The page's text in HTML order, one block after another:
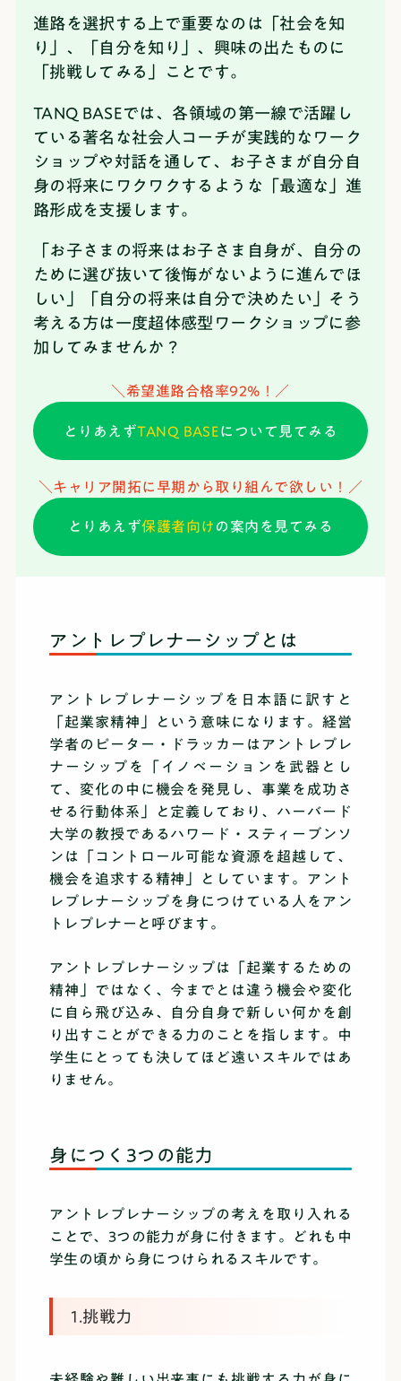
進路を選択する上で重要なのは「社会を知
り」、「自分を知り」、興味の出たものに
「挑戦してみる」ことです。
TANQ BASEでは、各領域の第一線で活躍し
ている著名な社会人コーチが実践的なワーク
ショップや対話を通して、お子さまが自分自
身の将来にワクワクするような「最適な」進
路形成を支援します。
「お子さまの将来はお子さま自身が、自分の
ために選び抜いて後悔がないように進んでほ
しい」「自分の将来は自分で決めたい」そう
考える方は一度超体感型ワークショップに参
加してみませんか？
＼希望進路合格率92%！／
とりあえずTANQ BASEについて見てみる
＼キャリア開拓に早期から取り組んで欲しい！／
とりあえず保護者向け の案内を見てみる
アントレプレナーシップとは
アントレプレナーシップを日本語に訳すと
「起業家精神」という意味になります。経営
学者のピーター・ドラッカーはアントレプレ
ナーシップを「イノベーションを武器とし
て、変化の中に機会を発見し、事業を成功さ
せる行動体系」と定義しており、ハーバード
大学の教授であるハワード・スティーブンソ
ンは「コントロール可能な資源を超越して、
機会を追求する精神」としています。アント
レプレナーシップを身につけている人をアン
トレプレナーと呼びます。
アントレプレナーシップは「起業するための
精神」ではなく、今までとは違う機会や変化
に自ら飛び込み、自分自身で新しい何かを創
り出すことができる力のことを指します。中
学生にとっても決してほど遠いスキルではあ
りません。
身につく3つの能力
アントレプレナーシップの考えを取り入れる
ことで、3つの能力が身に付きます。どれも中
学生の頃から身につけられるスキルです。
1.挑戦力